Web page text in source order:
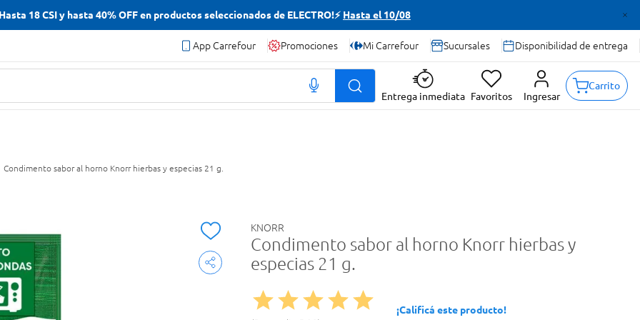
18 CSI y hasta 40% OFF en productos seleccionados de ELECTRO!⚡ Hasta el 10/08
App Carrefour Promociones Mi Carrefour Sucursales Disponibilidad de entrega
Entrega inmediata Favoritos Ingresar
Carrito
Condimento sabor al horno Knorr hierbas y especias 21 g.
KNORR
Condimento sabor al horno Knorr hierbas y
especias 21 g.
¡Calificá este producto!